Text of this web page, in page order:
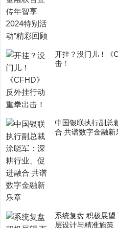
开挂？没门儿！《
击！
中国银联执行副总
合 共谱数字金融新
系统复盘 积极展
层设计与精准施策